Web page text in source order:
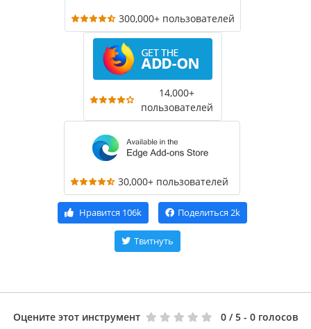
300,000+ пользователей
14,000+
пользователей
30,000+ пользователей
Нравится 106k Поделиться 2k
Твитнуть
Оцените этот инструмент 0 / 5 - 0 голосов